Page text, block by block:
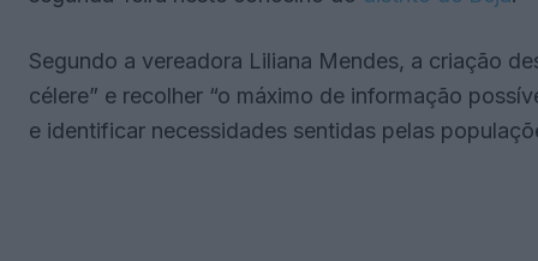
Segundo a vereadora Liliana Mendes, a criação
célere” e recolher “o máximo de informação
e identificar necessidades sentidas pelas